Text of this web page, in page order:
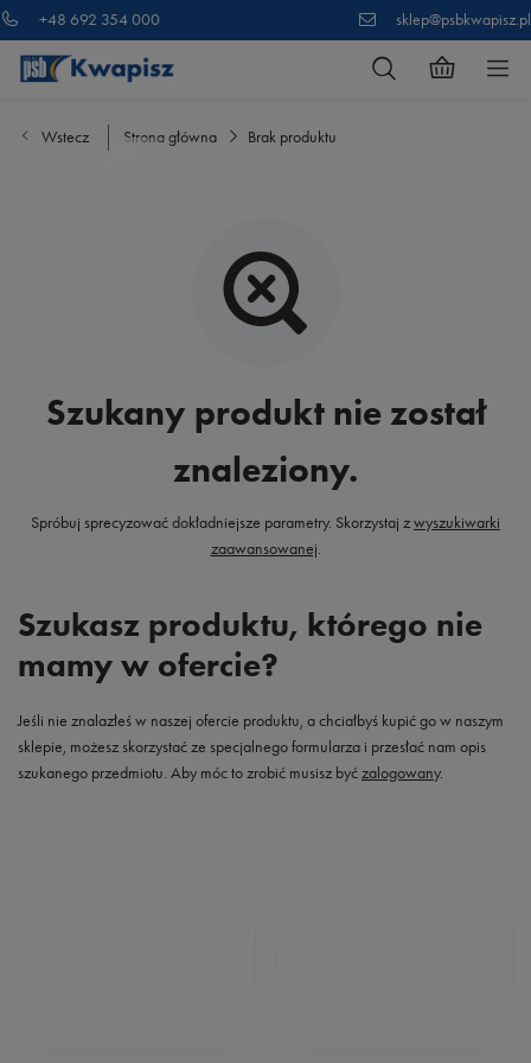
+48 692 354 000 sklep@psbkwapisz.pl
Wstecz Strona główna Brak produktu
Szukany produkt nie został
znaleziony.
Spróbuj sprecyzować dokładniejsze parametry. Skorzystaj zwyszukiwarki
zaawansowanej.
Szukasz produktu, którego nie
mamy w ofercie?
Jeśli nie znalazłeś w naszej ofercie produktu, a chciałbyś kupić go w naszym
sklepie, możesz skorzystać ze specjalnego formularza i przesłać nam opis
szukanego przedmiotu. Aby móc to zrobić musisz byćzalogowany.